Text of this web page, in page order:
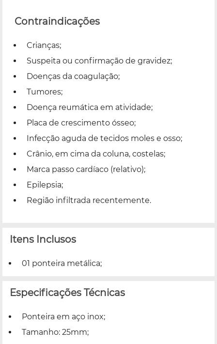
Contraindicações
Crianças;
Suspeita ou confirmação de gravidez;
Doenças da coagulação;
Tumores;
Doença reumática em atividade;
Placa de crescimento ósseo;
Infecção aguda de tecidos moles e osso;
Crânio, em cima da coluna, costelas;
Marca passo cardíaco (relativo);
Epilepsia;
Região infiltrada recentemente.
Itens Inclusos
01 ponteira metálica;
Especificações Técnicas
Ponteira em aço inox;
Tamanho: 25mm;